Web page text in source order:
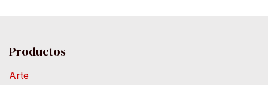
Productos
Arte